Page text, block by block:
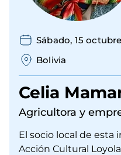
Sábado, 15
Bolivia
Celia
Agricultora y
El socio local de esta
Acción Cultural